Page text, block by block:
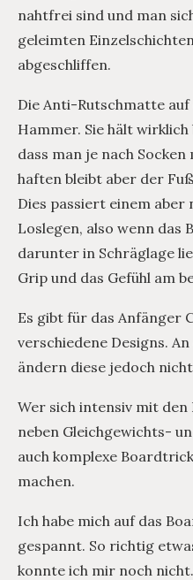
nahtfrei sind und man
geleimten
abgeschliffen.
Die Anti-Rutschmatte
Hammer. Sie hält
dass man je nach
haften bleibt aber der
Dies passiert einem aber
Loslegen, also wenn das
darunter in Schräglage
Grip und das Gefühl am
Es gibt für das Anfänger
verschiedene Designs.
ändern diese jedoch
Wer sich intensiv mit
neben Gleichgewichts-
auch komplexe
machen.
Ich habe mich auf das
gespannt. So richtig
konnte ich mir noch nicht.